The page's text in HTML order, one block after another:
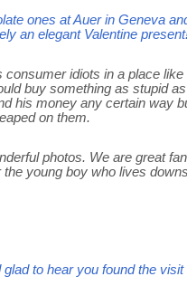
ones at Auer in Geneva
an elegant Valentine
idiots in a place
buy something as stupid
his money any certain way
on them.
photos. We are great
young boy who lives
to hear you found the